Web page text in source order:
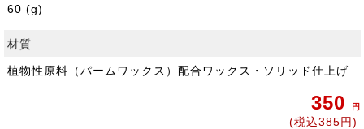
60 (g)
材質
植物性原料（パームワックス）配合ワックス・ソリッド仕上げ
350 円
(税込385円)